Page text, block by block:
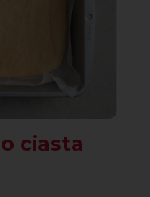
ciasta